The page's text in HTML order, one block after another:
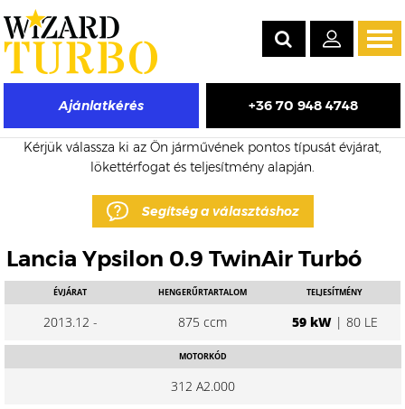
Ajánlatkérés +36 70 948 4748
Lancia Ypsilon eladó turbó árak
Kérjük válassza ki az Ön járművének pontos típusát évjárat,
lökettérfogat és teljesítmény alapján.
Segítség a választáshoz
Lancia Ypsilon 0.9 TwinAir Turbó
ÉVJÁRAT
2013.12 -
HENGERŰRTARTALOM
875 ccm
TELJESÍTMÉNY
59 kW| 80 LE
MOTORKÓD
312 A2.000